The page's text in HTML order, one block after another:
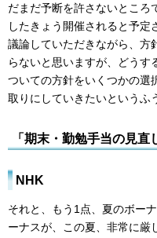
だまだ予断を許さないところ
したきょう開催されると予定
議論していただきながら、方
らないと思いますが、どうす
ついての方針をいくつかの選
取りにしていきたいというふ
「期末・勤勉手当の見直
NHK
それと、もう1点、夏のボー
ーナスが、この夏、非常に厳